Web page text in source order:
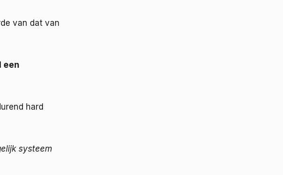
van dat van
een
hard
systeem